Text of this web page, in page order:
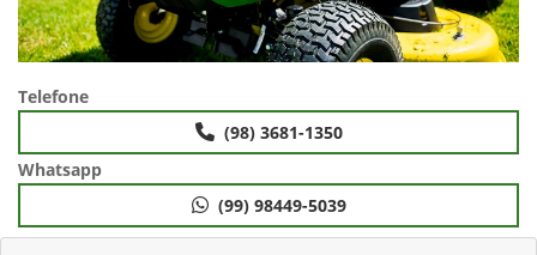
Telefone
(98) 3681-1350
Whatsapp
(99) 98449-5039